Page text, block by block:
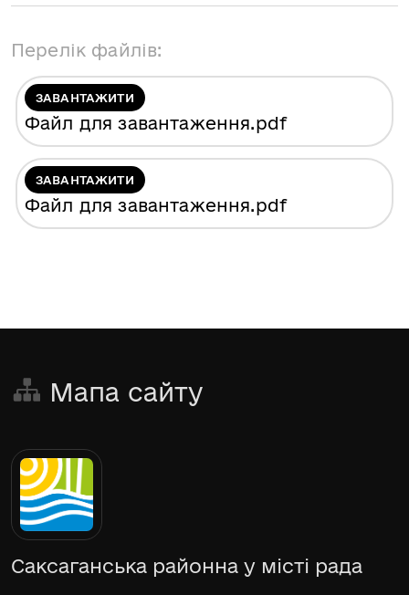
Перелік файлів:
ЗАВАНТАЖИТИ
Файл для завантаження.pdf
ЗАВАНТАЖИТИ
Файл для завантаження.pdf
Мапа сайту
Саксаганська районна у місті рада